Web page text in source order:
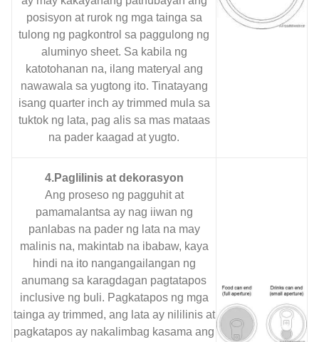
posisyon at rurok ng mga tainga sa
tulong ng pagkontrol sa paggulong ng
aluminyo sheet. Sa kabila ng
katotohanan na, ilang materyal ang
nawawala sa yugtong ito. Tinatayang
isang quarter inch ay trimmed mula sa
tuktok ng lata, pag alis sa mas mataas
na pader kaagad at yugto.
4.Paglilinis at dekorasyon
Ang proseso ng pagguhit at
pamamalantsa ay nag iiwan ng
panlabas na pader ng lata na may
malinis na, makintab na ibabaw, kaya
hindi na ito nangangailangan ng
anumang sa karagdagan pagtatapos
inclusive ng buli. Pagkatapos ng mga
tainga ay trimmed, ang lata ay nililinis at
pagkatapos ay nakalimbag kasama ang